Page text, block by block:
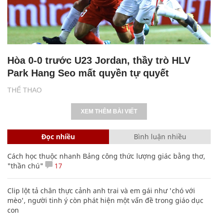
THỂ THAO
Hòa 0-0 trước U23 Jordan, thầy trò HLV
Park Hang Seo mất quyền tự quyết
XEM THÊM BÀI VIẾT
Đọc nhiều Bình luận nhiều
Cách học thuộc nhanh Bảng công thức lượng giác bằng thơ,
"thần chú"
17
Clip lột tả chân thực cảnh anh trai và em gái như 'chó với
mèo', người tinh ý còn phát hiện một vấn đề trong giáo dục
con